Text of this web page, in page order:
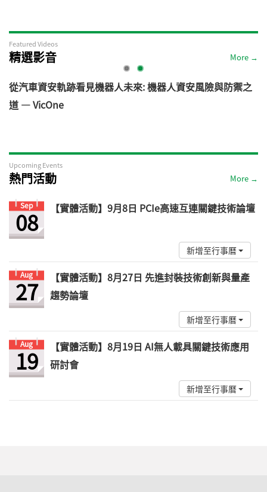
Featured Videos
精選影音 More →
從汽車資安軌跡看見機器人未來: 機器人資安風險與防禦之
道 — VicOne
Upcoming Events
熱門活動 More →
Sep
08 【實體活動】9月8日 PCIe高速互連關鍵技術論壇
新增至行事曆
Aug
27
【實體活動】8月27日 先進封裝技術創新與量產
趨勢論壇
新增至行事曆
Aug
19
【實體活動】8月19日 AI無人載具關鍵技術應用
研討會
新增至行事曆